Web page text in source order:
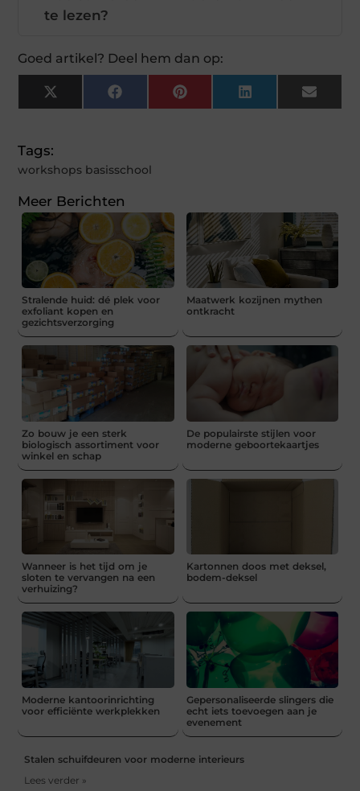
te lezen?
Goed artikel? Deel hem dan op:
X
(Twitter)
FacebookPinterestLinkedInEmail
Tags:
workshops basisschool
Meer Berichten
Stralende huid: dé plek voor
exfoliant kopen en
gezichtsverzorging
Maatwerk kozijnen mythen
ontkracht
Zo bouw je een sterk
biologisch assortiment voor
winkel en schap
De populairste stijlen voor
moderne geboortekaartjes
Wanneer is het tijd om je
sloten te vervangen na een
verhuizing?
Kartonnen doos met deksel,
bodem-deksel
Moderne kantoorinrichting
voor efficiënte werkplekken
Gepersonaliseerde slingers die
echt iets toevoegen aan je
evenement
Stalen schuifdeuren voor moderne interieurs
Lees verder »